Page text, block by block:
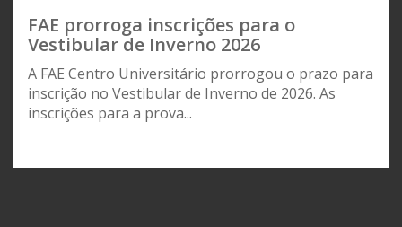
FAE prorroga inscrições para o
Vestibular de Inverno 2026
A FAE Centro Universitário prorrogou o prazo para
inscrição no Vestibular de Inverno de 2026. As
inscrições para a prova...